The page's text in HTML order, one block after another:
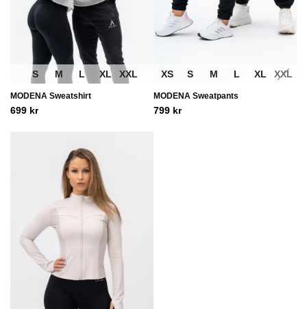
S M L XL XXL
MODENA Sweatshirt
699 kr
XS S M L XL XXL
MODENA Sweatpants
799 kr